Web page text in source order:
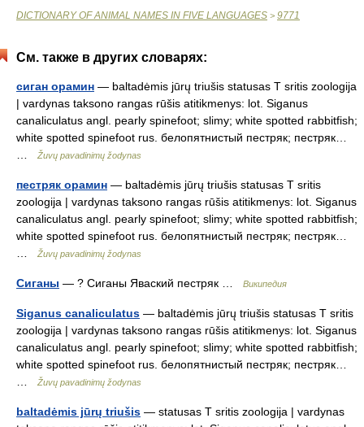
DICTIONARY OF ANIMAL NAMES IN FIVE LANGUAGES > 9771
См. также в других словарях:
сиган орамин — baltadėmis jūrų triušis statusas T sritis zoologija
| vardynas taksono rangas rūšis atitikmenys: lot. Siganus
canaliculatus angl. pearly spinefoot; slimy; white spotted rabbitfish;
white spotted spinefoot rus. белопятнистый пестряк; пестряк…
Žuvų pavadinimų žodynas
пестряк орамин — baltadėmis jūrų triušis statusas T sritis
zoologija | vardynas taksono rangas rūšis atitikmenys: lot. Siganus
canaliculatus angl. pearly spinefoot; slimy; white spotted rabbitfish;
white spotted spinefoot rus. белопятнистый пестряк; пестряк…
Žuvų pavadinimų žodynas
Сиганы — ? Сиганы Яваский пестряк … Википедия
Siganus canaliculatus — baltadėmis jūrų triušis statusas T sritis
zoologija | vardynas taksono rangas rūšis atitikmenys: lot. Siganus
canaliculatus angl. pearly spinefoot; slimy; white spotted rabbitfish;
white spotted spinefoot rus. белопятнистый пестряк; пестряк…
Žuvų pavadinimų žodynas
baltadėmis jūrų triušis — statusas T sritis zoologija | vardynas